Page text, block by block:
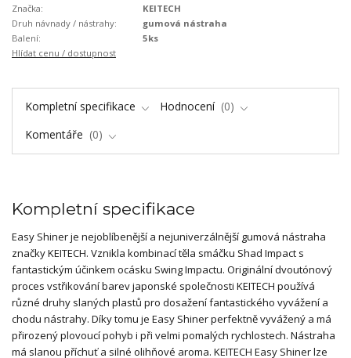
Značka:
KEITECH
Druh návnady / nástrahy:
gumová nástraha
Balení:
5ks
Hlídat cenu / dostupnost
Kompletní specifikace Hodnocení
0
Komentáře
0
Kompletní specifikace
Easy Shiner je nejoblíbenější a nejuniverzálnější gumová nástraha
značky KEITECH. Vznikla kombinací těla smáčku Shad Impact s
fantastickým účinkem ocásku Swing Impactu. Originální dvoutónový
proces vstřikování barev japonské společnosti KEITECH používá
různé druhy slaných plastů pro dosažení fantastického vyvážení a
chodu nástrahy. Díky tomu je Easy Shiner perfektně vyvážený a má
přirozený plovoucí pohyb i při velmi pomalých rychlostech. Nástraha
má slanou příchuť a silné olihňové aroma. KEITECH Easy Shiner lze